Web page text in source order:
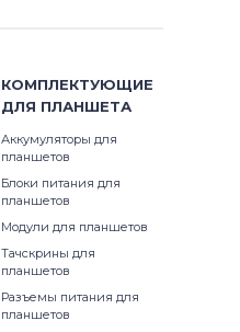
КОМПЛЕКТУЮЩИЕ
ДЛЯ ПЛАНШЕТА
Аккумуляторы для
планшетов
Блоки питания для
планшетов
Модули для планшетов
Тачскрины для
планшетов
Разъемы питания для
планшетов